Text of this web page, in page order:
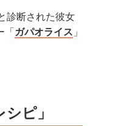
診断された彼女
ガパオライス 」
ピ」